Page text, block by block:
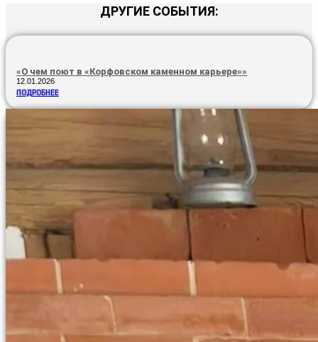
ДРУГИЕ СОБЫТИЯ:
«О чем поют в «Корфовском каменном карьере»»
12.01.2026
ПОДРОБНЕЕ